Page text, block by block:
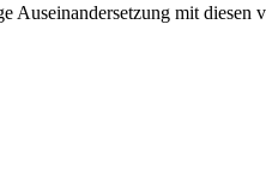
mit diesen